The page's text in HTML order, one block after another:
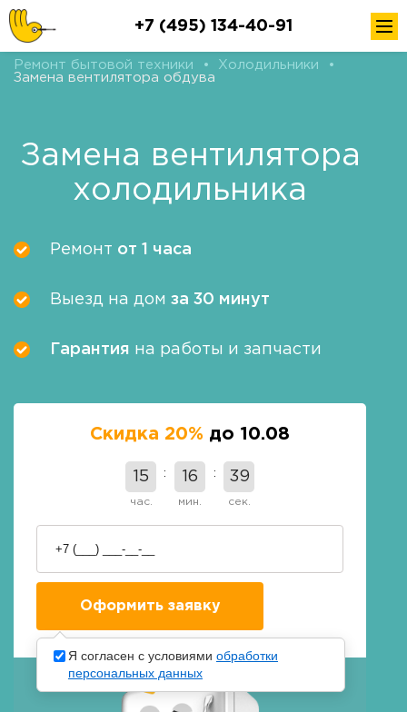
+7 (495) 134-40-91
Ремонт бытовой техники • Холодильники
•
Замена вентилятора обдува
Замена вентилятора
холодильника
Ремонт от 1 часа
Выезд на дом за 30 минут
Гарантия на работы и запчасти
Скидка 20% до 10.08
15
час.
16
мин.
38
сек.
Я согласен с условиями обработки
персональных данных